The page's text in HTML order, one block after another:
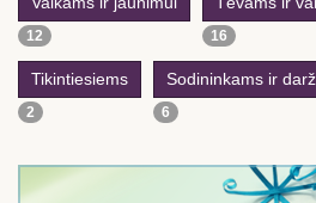
12 16
Tikintiesiems
2
Sodininkams ir
6